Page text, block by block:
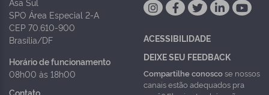
Asa Sul
SPO Área Especial 2-A
CEP 70.610-900
Brasília/DF
Horário de funcionamento
08h00 às 18h00
Contato
ACESSIBILIDADE
DEIXE SEU FEEDBACK
Compartilhe conoscose nossos
canais estão adequados pra